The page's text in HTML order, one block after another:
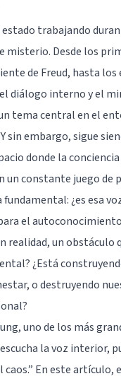
trabajando
misterio. Desde los
de Freud, hasta los
diálogo interno y el
tema central en el
sin embargo, sigue
donde la
un constante juego de
¿es esa
el
realidad, un obstáculo
¿Está
o destruyendo
uno de los más
la voz interior,
caos.” En este artículo,